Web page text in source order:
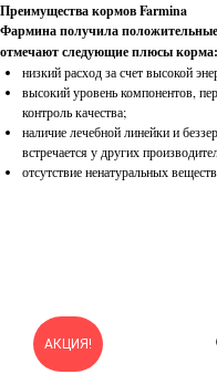
Преимущества кормов Farmina
Фармина получила положительные
отмечают следующие плюсы корма:
низкий расход за счет высокой
высокий уровень компонентов,
контроль качества;
наличие лечебной линейки и
встречается у других
отсутствие ненатуральных
АКЦИЯ!